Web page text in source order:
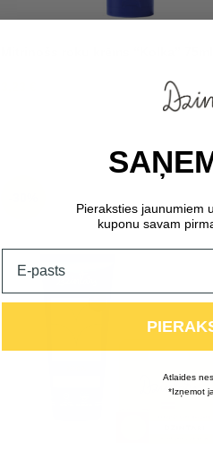
Pieraksties jaunumiem
kuponu savam
Atlaides
*Izņemot